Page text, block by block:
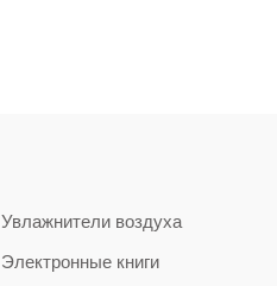
Увлажнители воздуха
Электронные книги